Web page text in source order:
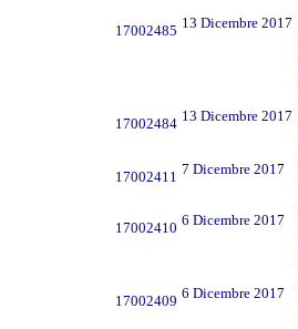
17002485 13 Dicembre 2017
17002484 13 Dicembre 2017
17002411 7 Dicembre 2017
17002410 6 Dicembre 2017
17002409 6 Dicembre 2017